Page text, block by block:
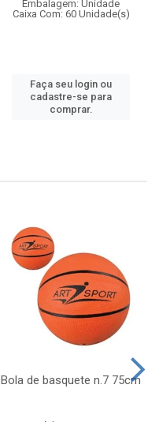
Embalagem: Unidade
Caixa Com: 60 Unidade(s)
Faça seu login ou
cadastre-se para
comprar.
Bola de basquete n.7 75cm